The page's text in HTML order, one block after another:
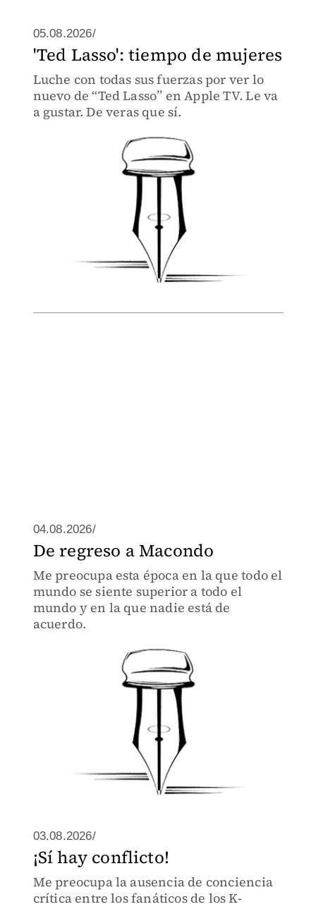
05.08.2026/
'Ted Lasso': tiempo de mujeres
Luche con todas sus fuerzas por ver lo
nuevo de “Ted Lasso” en Apple TV. Le va
a gustar. De veras que sí.
04.08.2026/
De regreso a Macondo
Me preocupa esta época en la que todo el
mundo se siente superior a todo el
mundo y en la que nadie está de
acuerdo.
03.08.2026/
¡Sí hay conflicto!
Me preocupa la ausencia de conciencia
crítica entre los fanáticos de los K-